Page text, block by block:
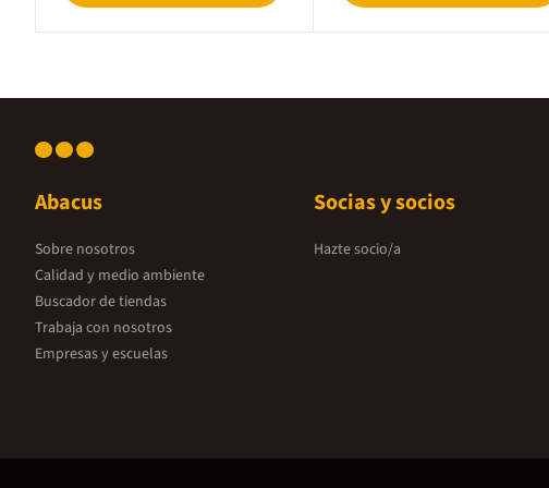
Abacus
Sobre nosotros
Calidad y medio ambiente
Buscador de tiendas
Trabaja con nosotros
Empresas y escuelas
Socias y socios
Hazte socio/a